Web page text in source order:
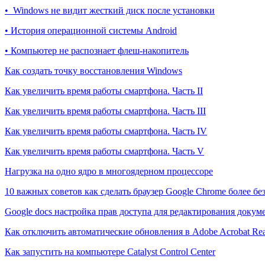
• Windows не видит жесткий диск после установки
• История операционной системы Android
• Компьютер не распознает флеш-накопитель
Как создать точку восстановления Windows
Как увеличить время работы смартфона. Часть II
Как увеличить время работы смартфона. Часть III
Как увеличить время работы смартфона. Часть IV
Как увеличить время работы смартфона. Часть V
Нагрузка на одно ядро в многоядерном процессоре
10 важных советов как сделать браузер Google Chrome более
Google docs настройка прав доступа для редактирования
Как отключить автоматические обновления в Adobe Acrobat
Как запустить на компьютере Catalyst Control Center